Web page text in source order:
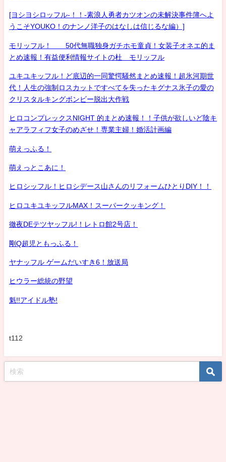
[ヨシヨシロッフル-！！-素浪人勇者カツオンの未解決事件簿へよ
うこそYOUKO！のナンノ洋子のはなしは信じるな編）]
モリッフル！ 50代無職独身ガチホモ童貞！女装子オネエ的ま
とめ速報！有益便利情報サイトの杜 モリッフル
ユキユキッフル！ど底辺的一同驚愕騒然まとめ速報！超氷河期世
代！人生の強制ロスカットですべてを失ったキグナス氷子の愛の
クリスタルキングボンビー脱出大作戦
ヒロコンプレックスNIGHT 的まとめ速報！！子供が欲しいど陰キ
ャアラフィフ女子のめざせ！専業主婦！婚活計画編
萌えっふる！
萌えっとこあに！
ヒロシッフル！ヒロシデース山さんのリフォームひとりDIY！！
ヒロユキユキッフルMAX！スーパークッキング！
徹夜DEテツヤッフル!！レトロ館2号店！
剛Q超児ともっふる！
ヤナッフル ゲームだいすき6！放送局
ヒウラー総統の野望
魁!!アイドル塾!
t112